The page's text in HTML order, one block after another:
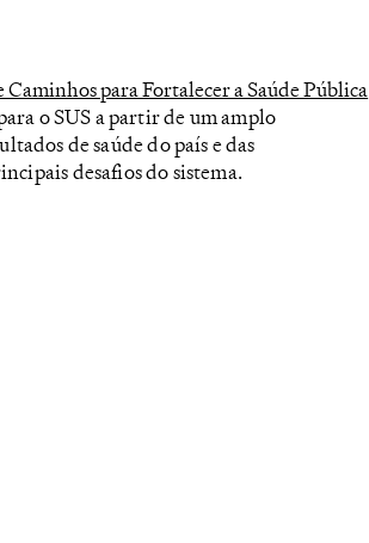
Caminhos para Fortalecer a Saúde Pública
o SUS a partir de um amplo
de saúde do país e das
desafios do sistema.